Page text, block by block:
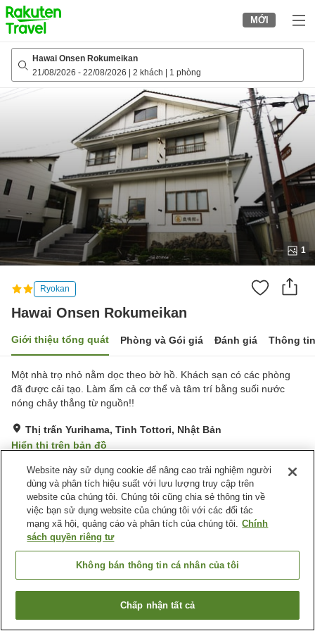
to
top
page
MỚI
Hawai Onsen Rokumeikan
21/08/2026 - 22/08/2026 2 khách 1 phòng
1
Ryokan
Hawai Onsen Rokumeikan
Giới thiệu tổng quát Phòng và Gói giá Đánh giá Thông
Một nhà trọ nhỏ nằm dọc theo bờ hồ. Khách sạn có các phòng
đã được cải tạo. Làm ấm cả cơ thể và tâm trí bằng suối nước
nóng chảy thẳng từ nguồn!!
Thị trấn Yurihama, Tỉnh Tottori, Nhật Bản
Hiển thị trên bản đồ
Tuyệt vời Đánh giá:114lượt
Tiện nghi chỗ nghỉ
Wi-Fi
Bãi đỗ xe miễn phí
Sân hiên ngoài trời
Trang chủ Nhật Bản Tỉnh Tottori
Thị trấn Yurihama
Tìm phòng trống
Website này sử dụng cookie để nâng cao trải nghiệm người
dùng và phân tích hiệu suất với lưu lượng truy cập trên
website của chúng tôi. Chúng tôi cũng chia sẻ thông tin về
việc bạn sử dụng website của chúng tôi với các đối tác
mạng xã hội, quảng cáo và phân tích của chúng tôi. Chính
sách quyền riêng tư
Không bán thông tin cá nhân của tôi
Chấp nhận tất cả